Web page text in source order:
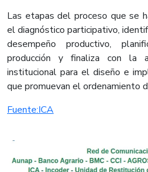
Las etapas del proceso que se
el diagnóstico participativo,
desempeño productivo,
producción y finaliza con la
institucional para el diseño e
que promuevan el ordenamiento
Fuente:​​ICA​​